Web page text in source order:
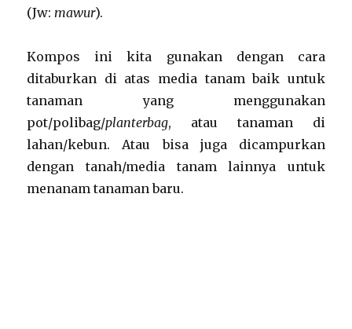
(Jw:mawur).
Kompos ini kita gunakan dengan cara
ditaburkan di atas media tanam baik untuk
tanaman yang menggunakan
pot/polibag/planterbag, atau tanaman di
lahan/kebun. Atau bisa juga dicampurkan
dengan tanah/media tanam lainnya untuk
menanam tanaman baru.